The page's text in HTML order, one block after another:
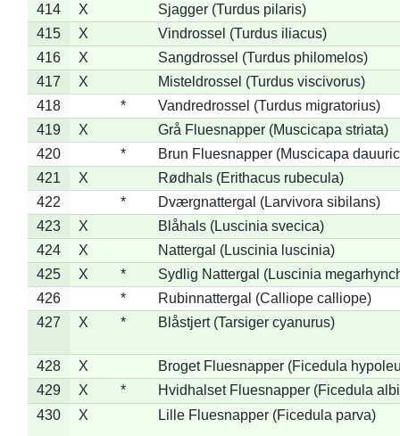
414
X
Sjagger (Turdus pilaris)
415
X
Vindrossel (Turdus iliacus)
416
X
Sangdrossel (Turdus philomelos)
417
X
Misteldrossel (Turdus viscivorus)
418
*
Vandredrossel (Turdus migratorius)
419
X
Grå Fluesnapper (Muscicapa striata)
420
*
Brun Fluesnapper (Muscicapa
421
X
Rødhals (Erithacus rubecula)
422
*
Dværgnattergal (Larvivora sibilans)
423
X
Blåhals (Luscinia svecica)
424
X
Nattergal (Luscinia luscinia)
425
X *
Sydlig Nattergal (Luscinia
426
*
Rubinnattergal (Calliope calliope)
427
X * Blåstjert (Tarsiger cyanurus)
428 X
Broget Fluesnapper (Ficedula
429
X *
Hvidhalset Fluesnapper (Ficedula
430
X Lille Fluesnapper (Ficedula parva)